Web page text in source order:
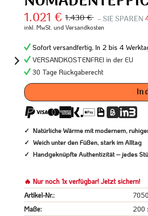
1.021 € 1.430 € – SIE SPAREN
inkl. MwSt. und Versandkosten
Sofort versandfertig, In 2 bis 4
VERSANDKOSTENFREI in der EU
30 Tage Rückgaberecht
In
Natürliche Wärme mit modernem,
Weich unter den Füßen, stark im Alltag
Handgeknüpfte Authentizität – jedes
🔥 Nur noch 1x verfügbar! Jetzt sichern!
Artikel-Nr.:
Maße:
200